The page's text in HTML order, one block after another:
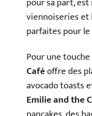
viennoiseries et
parfaites pour
Pour une
Caféoffre des
avocado toasts
Emilie and the